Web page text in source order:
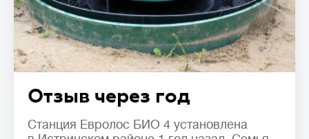
Отзыв через год
Станция Евролос БИО 4 установлена